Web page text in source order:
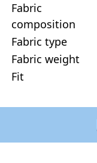
Fabric
composition
Fabric type
Fabric weight
Fit